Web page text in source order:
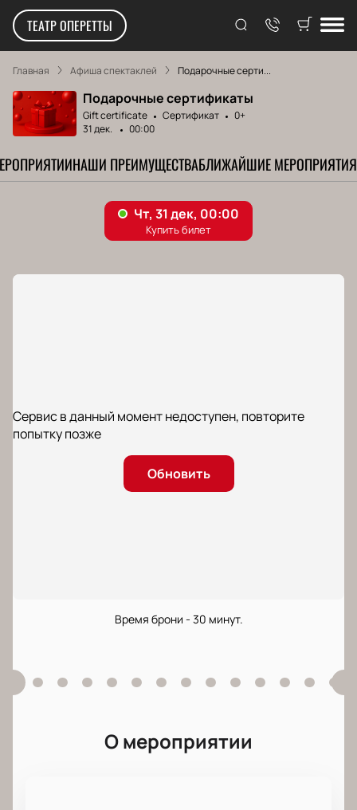
ТЕАТР ОПЕРЕТТЫ
Главная Афиша спектаклей Подарочные серти...
Подарочные сертификаты
Gift certificate Сертификат
0+
31 дек.
00:00
НАШИ ПРЕИМУЩЕСТВАБЛИЖАЙШИЕ МЕРОПРИЯТИЯ
Сервис в данный момент недоступен, повторите
попытку позже
Обновить
Время брони - 30 минут.
О мероприятии